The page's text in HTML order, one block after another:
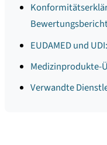
EUDAMED und
Medizinprodukte-
Verwandte